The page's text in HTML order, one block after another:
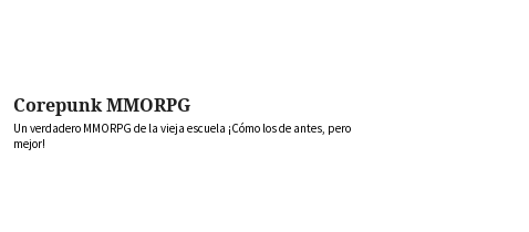
Corepunk MMORPG
Un verdadero MMORPG de la vieja escuela ¡Cómo los de antes, pero
mejor!